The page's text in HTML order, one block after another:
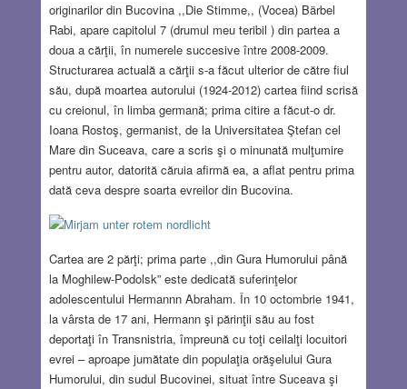
originarilor din Bucovina ,,Die Stimme,, (Vocea) Bärbel
Rabi, apare capitolul 7 (drumul meu teribil ) din partea a
doua a cărţii, în numerele succesive între 2008-2009.
Structurarea actuală a cărţii s-a făcut ulterior de către fiul
său, după moartea autorului (1924-2012) cartea fiind scrisă
cu creionul, în limba germană; prima citire a făcut-o dr.
Ioana Rostoş, germanist, de la Universitatea Ştefan cel
Mare din Suceava, care a scris şi o minunată mulţumire
pentru autor, datorită căruia afirmă ea, a aflat pentru prima
dată ceva despre soarta evreilor din Bucovina.
Cartea are 2 părţi; prima parte ,,din Gura Humorului până
la Moghilew-Podolsk” este dedicată suferinţelor
adolescentului Hermannn Abraham. În 10 octombrie 1941,
la vârsta de 17 ani, Hermann şi părinţii său au fost
deportaţi în Transnistria, împreună cu toţi ceilalţi locuitori
evrei – aproape jumătate din populaţia orăşelului Gura
Humorului, din sudul Bucovinei, situat între Suceava şi